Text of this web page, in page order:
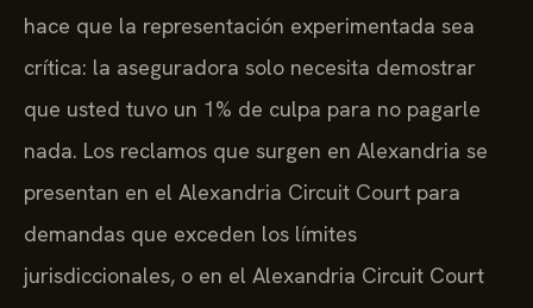
hace que la representación experimentada sea
crítica: la aseguradora solo necesita demostrar
que usted tuvo un 1% de culpa para no pagarle
nada. Los reclamos que surgen en Alexandria se
presentan en el Alexandria Circuit Court para
demandas que exceden los límites
jurisdiccionales, o en el Alexandria Circuit Court